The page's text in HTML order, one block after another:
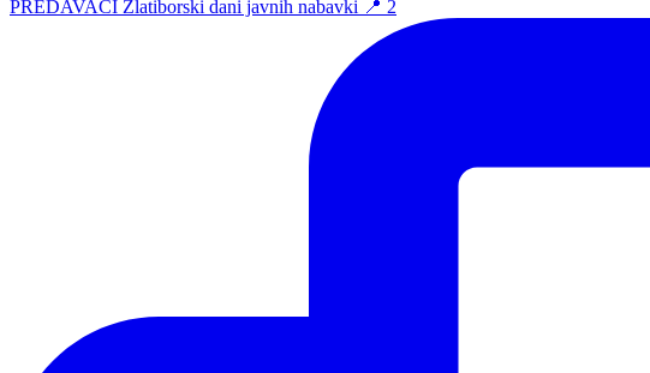
PREDAVAČI Zlatiborski dani javnih nabavki 📍 2